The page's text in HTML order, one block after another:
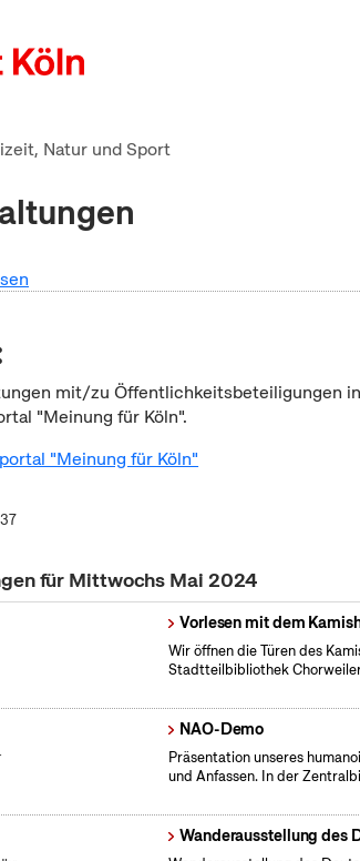
Natur und Sport
mit/zu Öffentlichkeitsbeteiligungen
"Meinung für Köln".
"Meinung für Köln"
für Mittwochs Mai 2024
Vorlesen mit dem
Wir öffnen die Türen des
Stadtteilbibliothek
NAO-Demo
Präsentation unseres
und Anfassen. In der
Wanderausstellung des